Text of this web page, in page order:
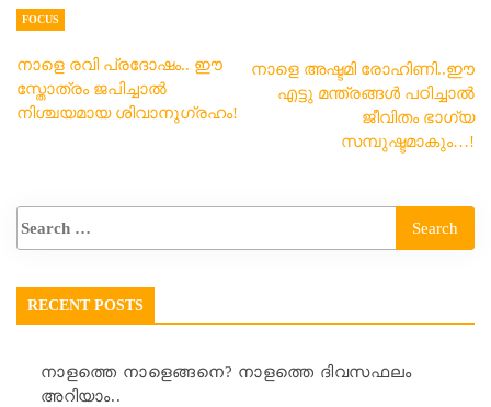
FOCUS
നാളെ രവി പ്രദോഷം.. ഈ
സ്തോത്രം ജപിച്ചാൽ
നിശ്ചയമായ ശിവാനുഗ്രഹം!
നാളെ അഷ്ടമി രോഹിണി..ഈ
എട്ടു മന്ത്രങ്ങൾ പഠിച്ചാൽ
ജീവിതം ഭാഗ്യ
സമ്പുഷ്ടമാകും…!
RECENT POSTS
നാളത്തെ നാളെങ്ങനെ? നാളത്തെ ദിവസഫലം
അറിയാം..